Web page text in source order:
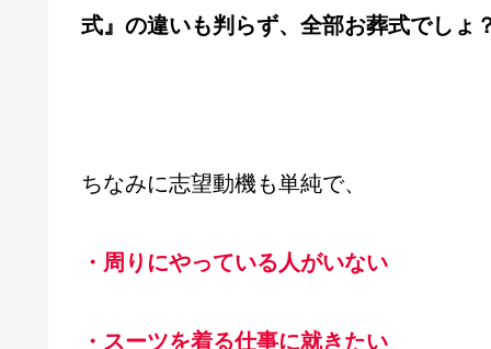
式』の違いも判らず、全部お葬式でしょ
ちなみに志望動機も単純で、
・周りにやっている人がいない
・スーツを着る仕事に就きたい